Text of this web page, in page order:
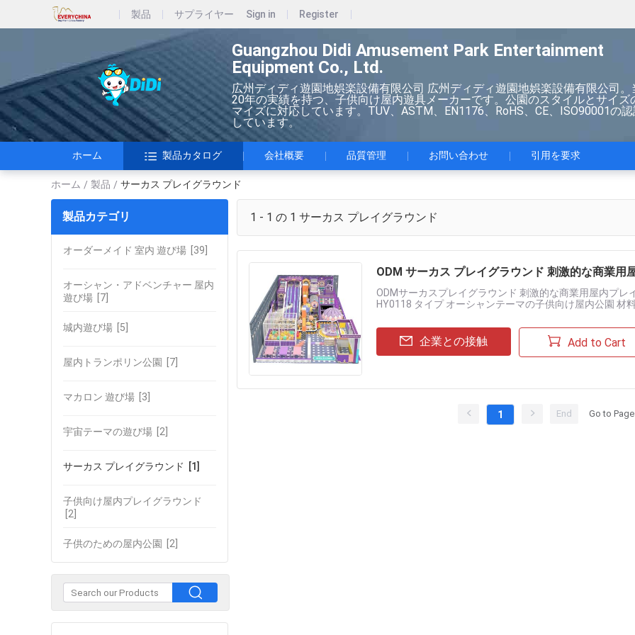
製品 サプライヤー Sign in Register
Guangzhou Didi Amusement Park Entertainment
Equipment Co., Ltd.
広州ディディ遊園地娯楽設備有限公司 広州ディディ遊園地娯楽設備有限公司。
20年の実績を持つ、子供向け屋内遊具メーカーです。公園のスタイルとサイズ
マイズに対応しています。TUV、ASTM、EN1176、RoHS、CE、ISO90001の
しています。
ホーム 製品カタログ 会社概要 品質管理 お問い合わせ 引用を要求
ホーム / 製品 / サーカス プレイグラウンド
製品カテゴリ
オーダーメイド 室内 遊び場 [39]
オーシャン・アドベンチャー 屋内
遊び場 [7]
城内遊び場 [5]
屋内トランポリン公園 [7]
マカロン 遊び場 [3]
宇宙テーマの遊び場 [2]
サーカス プレイグラウンド [1]
子供向け屋内プレイグラウンド
[2]
子供のための屋内公園 [2]
1 - 1 の 1 サーカス プレイグラウンド
ODM サーカス プレイグラウンド 刺激的な商業用
ODMサーカスプレイグラウンド 刺激的な商業用屋内プレ
HY0118 タイプ オーシャンテーマの子供向け屋内公園 材料
企業との接触 Add to Cart
1 End Go to Page